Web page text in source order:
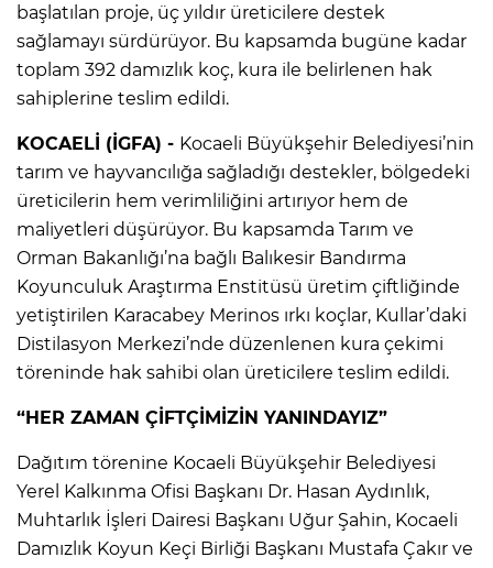
başlatılan proje, üç yıldır üreticilere destek
sağlamayı sürdürüyor. Bu kapsamda bugüne kadar
toplam 392 damızlık koç, kura ile belirlenen hak
sahiplerine teslim edildi.
KOCAELİ (İGFA) - Kocaeli Büyükşehir Belediyesi’nin
tarım ve hayvancılığa sağladığı destekler, bölgedeki
üreticilerin hem verimliliğini artırıyor hem de
maliyetleri düşürüyor. Bu kapsamda Tarım ve
Orman Bakanlığı’na bağlı Balıkesir Bandırma
Koyunculuk Araştırma Enstitüsü üretim çiftliğinde
yetiştirilen Karacabey Merinos ırkı koçlar, Kullar’daki
Distilasyon Merkezi’nde düzenlenen kura çekimi
töreninde hak sahibi olan üreticilere teslim edildi.
“HER ZAMAN ÇİFTÇİMİZİN YANINDAYIZ”
Dağıtım törenine Kocaeli Büyükşehir Belediyesi
Yerel Kalkınma Ofisi Başkanı Dr. Hasan Aydınlık,
Muhtarlık İşleri Dairesi Başkanı Uğur Şahin, Kocaeli
Damızlık Koyun Keçi Birliği Başkanı Mustafa Çakır ve